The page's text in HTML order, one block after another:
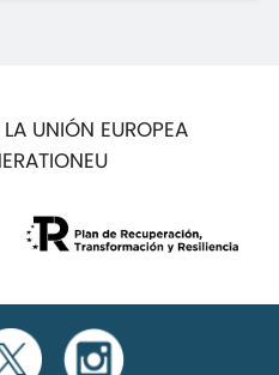
UNIÓN EUROPEA